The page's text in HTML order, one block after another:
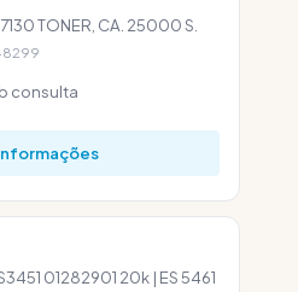
TONER, CA. 25000 S.
consulta
01282901 20k | ES 5461